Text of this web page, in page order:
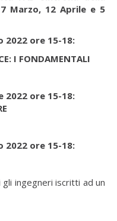
Marzo, 12 Aprile e 5
2022 ore 15-18:
I FONDAMENTALI
2022 ore 15-18:
2022 ore 15-18:
ingegneri iscritti ad un